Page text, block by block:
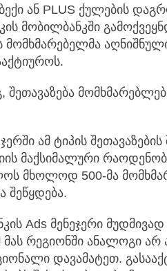
ან PLUS ქულების
მობილბანკში
შეთავაზება
ამ ტიპის
მაქსიმალური
მხოლოდ 500-მა
შეწყდება.
Ads მენეჯერი
რეგიონში ანალოგი არ
დავამატეთ.